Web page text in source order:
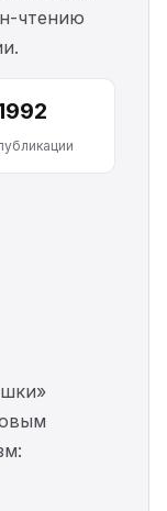
чтению